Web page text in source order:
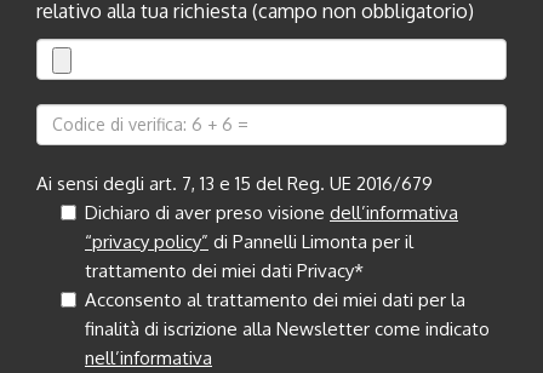
relativo alla tua richiesta (campo non obbligatorio)
Ai sensi degli art. 7, 13 e 15 del Reg. UE 2016/679
Dichiaro di aver preso visione dell’informativa
“privacy policy” di Pannelli Limonta per il
trattamento dei miei dati Privacy*
Acconsento al trattamento dei miei dati per la
finalità di iscrizione alla Newsletter come indicato
nell’informativa